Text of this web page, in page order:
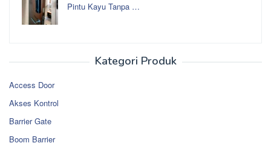
Pintu Kayu Tanpa …
Kategori Produk
Access Door
Akses Kontrol
Barrier Gate
Boom Barrier